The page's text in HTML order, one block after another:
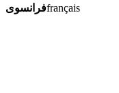
فرانسویfrançais